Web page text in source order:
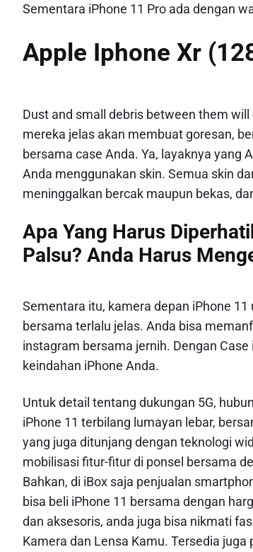
Sementara iPhone 11 Pro ada dengan
Apple Iphone Xr
Dust and small debris between them
mereka jelas akan membuat goresan,
bersama case Anda. Ya, layaknya yang
Anda menggunakan skin. Semua skin
meninggalkan bercak maupun bekas,
Apa Yang Harus
Palsu? Anda Harus
Sementara itu, kamera depan iPhone
bersama terlalu jelas. Anda bisa
instagram bersama jernih. Dengan
keindahan iPhone Anda.
Untuk detail tentang dukungan 5G,
iPhone 11 terbilang lumayan lebar,
yang juga ditunjang dengan teknologi
mobilisasi fitur-fitur di ponsel bersama
Bahkan, di iBox saja penjualan
bisa beli iPhone 11 bersama dengan
dan aksesoris, anda juga bisa nikmati
Kamera dan Lensa Kamu. Tersedia